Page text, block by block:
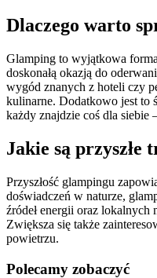
Dlaczego warto
Glamping to wyjątkowa
doskonałą okazją do
wygód znanych z hoteli czy
kulinarne. Dodatkowo jest to
każdy znajdzie coś dla siebie
Jakie są przyszłe
Przyszłość glampingu
doświadczeń w naturze,
źródeł energii oraz
Zwiększa się także
powietrzu.
Polecamy zobaczyć